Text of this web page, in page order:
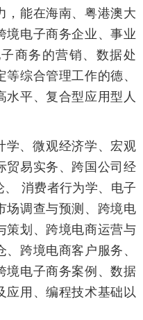
，能在海南、粤港澳大
境电子商务企业、事业
商务的营销、数据处
综合管理工作的德、
水平、复合型应用型人
学、微观经济学、宏观
贸易实务、跨国公司经
消费者行为学、电子
场调查与预测、跨境电
策划、跨境电商运营与
跨境电商客户服务、
境电子商务案例、数据
应用、编程技术基础以